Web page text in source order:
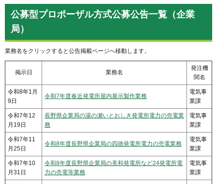
公募型プロポーザル方式公募公告一覧（企業
局）
業務名をクリックすると公告掲載ページへ移動します。
掲示日 業務名
発注機
関名
令和8年1月
9日
令和7年度春近発電所屋内展示製作業務
電気事
業課
令和7年12
月19日
長野県企業局の湯の瀬いとおしき発電所電力の売電業
務
電気事
業課
令和7年11
月25日
令和8年度長野県企業局の四徳発電所電力の売電業務
電気事
業課
令和7年10
月31日
令和8年度長野県企業局の美和発電所など24発電所電
力の売電等業務
電気事
業課